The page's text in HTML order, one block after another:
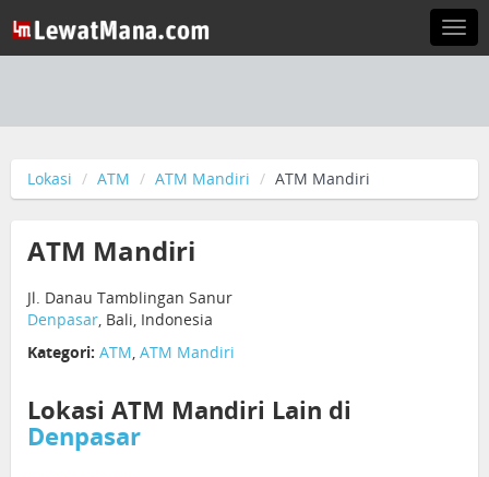
Lokasi ATM ATM Mandiri ATM Mandiri
ATM Mandiri
Jl. Danau Tamblingan Sanur
Denpasar, Bali, Indonesia
Kategori: ATM, ATM Mandiri
Lokasi ATM Mandiri Lain di
Denpasar